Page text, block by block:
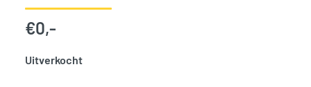
€0,-
Uitverkocht